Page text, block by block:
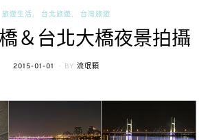
旅遊生活 台北旅遊 台灣旅遊
＆台北大橋夜景拍攝
POSTED
2015-01-01 BY 流氓顆